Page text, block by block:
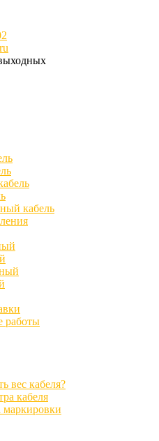
кабель
работы
вес кабеля?
кабеля